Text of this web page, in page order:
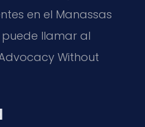
en el Manassas
puede llamar al
Without